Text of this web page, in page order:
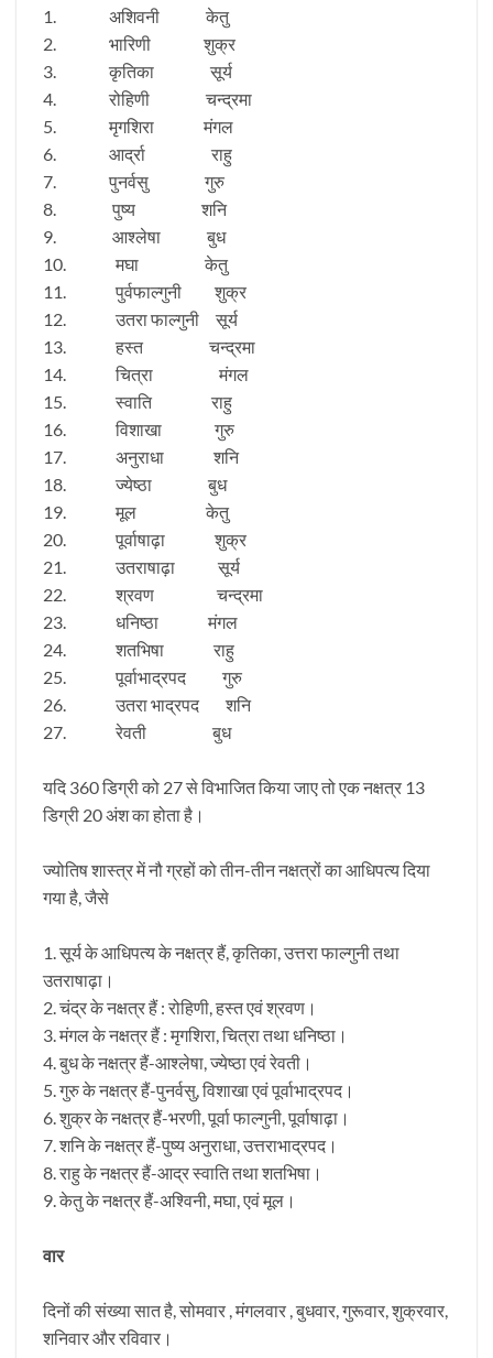
1. अशिवनी केतु
2. भारिणी शुक्र
3. कृतिका सूर्य
4. रोहिणी चन्द्रमा
5. मृगशिरा मंगल
6. आर्द्रा राहु
7. पुनर्वसु गुरु
8. पुष्य शनि
9. आश्लेषा बुध
10. मघा केतु
11. पुर्वफाल्गुनी शुक्र
12. उतरा फाल्गुनी सूर्य
13. हस्त चन्द्रमा
14. चित्रा मंगल
15. स्वाति राहु
16. विशाखा गुरु
17. अनुराधा शनि
18. ज्येष्ठा बुध
19. मूल केतु
20. पूर्वाषाढ़ा शुक्र
21. उतराषाढ़ा सूर्य
22. श्रवण चन्द्रमा
23. धनिष्ठा मंगल
24. शतभिषा राहु
25. पूर्वाभाद्रपद गुरु
26. उतरा भाद्रपद शनि
27. रेवती बुध
यदि 360 डिग्री को 27 से विभाजित किया जाए तो एक नक्षत्र 13
डिग्री 20 अंश का होता है।
ज्योतिष शास्त्र में नौ ग्रहों को तीन-तीन नक्षत्रों का आधिपत्य दिया
गया है, जैसे
1. सूर्य के आधिपत्य के नक्षत्र हैं, कृतिका, उत्तरा फाल्गुनी तथा
उतराषाढ़ा।
2. चंद्र के नक्षत्र हैं : रोहिणी, हस्त एवं श्रवण।
3. मंगल के नक्षत्र हैं : मृगशिरा, चित्रा तथा धनिष्ठा।
4. बुध के नक्षत्र हैं-आश्लेषा, ज्येष्ठा एवं रेवती।
5. गुरु के नक्षत्र हैं-पुनर्वसु, विशाखा एवं पूर्वाभाद्रपद।
6. शुक्र के नक्षत्र हैं-भरणी, पूर्वा फाल्गुनी, पूर्वाषाढ़ा।
7. शनि के नक्षत्र हैं-पुष्य अनुराधा, उत्तराभाद्रपद।
8. राहु के नक्षत्र हैं-आद्र स्वाति तथा शतभिषा।
9. केतु के नक्षत्र हैं-अश्विनी, मघा, एवं मूल।
वार
दिनों की संख्या सात है, सोमवार , मंगलवार , बुधवार, गुरूवार, शुक्रवार,
शनिवार और रविवार।